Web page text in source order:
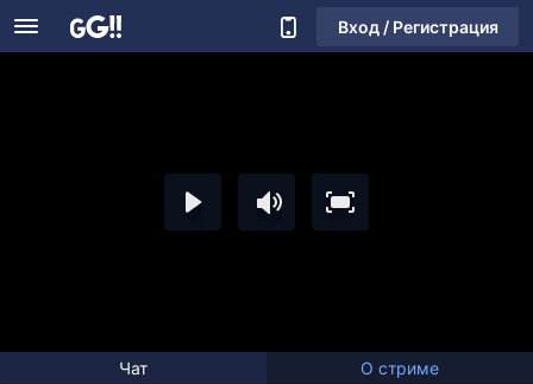
Вход / Регистрация
Чат О стриме